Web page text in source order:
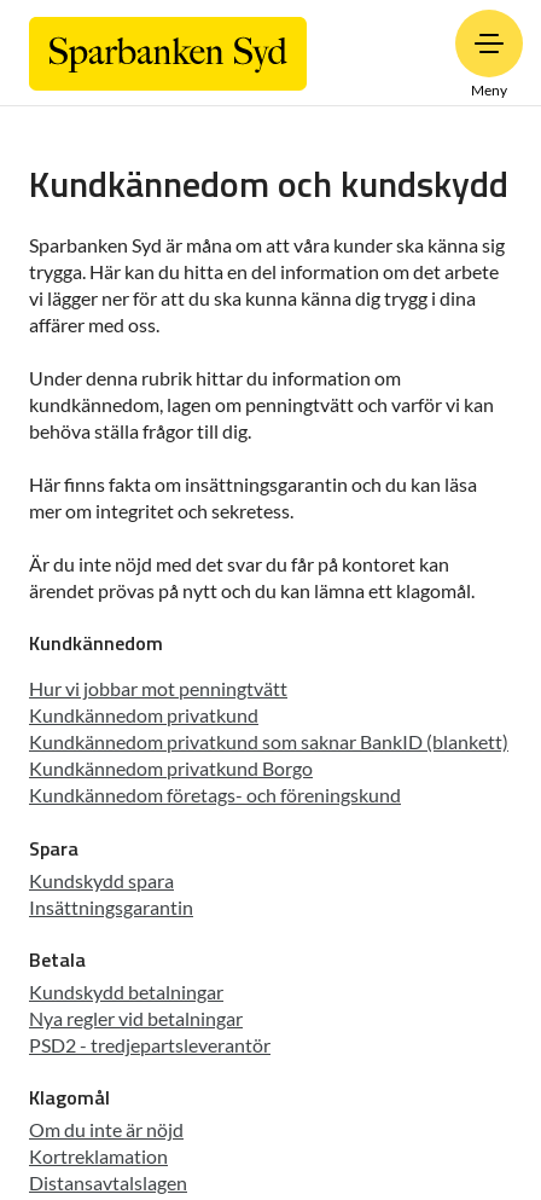
Meny
Kundkännedom och kundskydd
Sparbanken Syd är måna om att våra kunder ska känna sig
trygga. Här kan du hitta en del information om det arbete
vi lägger ner för att du ska kunna känna dig trygg i dina
affärer med oss.
Under denna rubrik hittar du information om
kundkännedom, lagen om penningtvätt och varför vi kan
behöva ställa frågor till dig.
Här finns fakta om insättningsgarantin och du kan läsa
mer om integritet och sekretess.
Är du inte nöjd med det svar du får på kontoret kan
ärendet prövas på nytt och du kan lämna ett klagomål.
Kundkännedom
Hur vi jobbar mot penningtvätt
Kundkännedom privatkund
Kundkännedom privatkund som saknar BankID (blankett)
Kundkännedom privatkund Borgo
Kundkännedom företags- och föreningskund
Spara
Kundskydd spara
Insättningsgarantin
Betala
Kundskydd betalningar
Nya regler vid betalningar
PSD2 - tredjepartsleverantör
Klagomål
Om du inte är nöjd
Kortreklamation
Distansavtalslagen